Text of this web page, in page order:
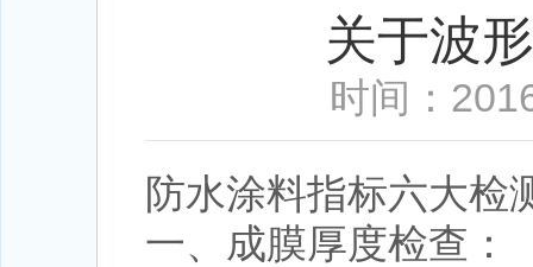
关于波
时间：
防水涂料指标六大检
一、成膜厚度检查：